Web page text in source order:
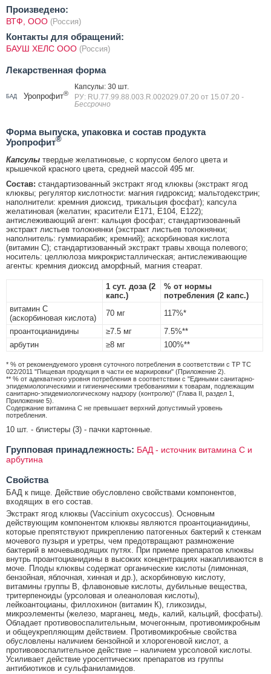
Произведено:
ВТФ, ООО (Россия)
Контакты для обращений:
БАУШ ХЕЛС ООО (Россия)
Лекарственная форма
БАД Уропрофит®
Капсулы: 30 шт.
РУ: RU.77.99.88.003.R.002029.07.20 от 15.07.20 -
Бессрочно
Форма выпуска, упаковка и состав продукта
Уропрофит®
Капсулы твердые желатиновые, с корпусом белого цвета и
крышечкой красного цвета, средней массой 495 мг.
Состав: стандартизованный экстракт ягод клюквы (экстракт ягод
клюквы; регулятор кислотности: магния гидроксид; мальтодекстрин;
наполнители: кремния диоксид, трикальция фосфат); капсула
желатиновая (желатин; красители E171, E104, E122);
антислеживающий агент: кальция фосфат; стандартизованный
экстракт листьев толокнянки (экстракт листьев толокнянки;
наполнитель: гуммиарабик; кремний); аскорбиновая кислота
(витамин C); стандартизованный экстракт травы хвоща полевого;
носитель: целлюлоза микрокристаллическая; антислеживающие
агенты: кремния диоксид аморфный, магния стеарат.
1 сут. доза (2
капс.)
% от нормы
потребления (2 капс.)
витамин C
(аскорбиновая кислота)
70 мг
117%*
проантоцианидины
≥7.5 мг
7.5%**
арбутин
≥8 мг 100%**
* % от рекомендуемого уровня суточного потребления в соответствии с ТР ТС
022/2011 "Пищевая продукция в части ее маркировки" (Приложение 2).
** % от адекватного уровня потребления в соответствии с "Едиными санитарно-
эпидемиологическими и гигиеническими требованиями к товарам, подлежащим
санитарно-эпидемиологическому надзору (контролю)" (Глава II, раздел 1,
Приложение 5).
Содержание витамина C не превышает верхний допустимый уровень
потребления.
10 шт. - блистеры (3) - пачки картонные.
Групповая принадлежность: БАД - источник витамина С и
арбутина
Свойства
БАД к пище. Действие обусловлено свойствами компонентов,
входящих в его состав.
Экстракт ягод клюквы (Vaccinium oxycoccus). Основным
действующим компонентом клюквы являются проантоцианидины,
которые препятствуют прикреплению патогенных бактерий к стенкам
мочевого пузыря и уретры, чем предотвращают размножение
бактерий в мочевыводящих путях. При приеме препаратов клюквы
внутрь проантоцианидины в высоких концентрациях накапливаются в
моче. Плоды клюквы содержат органические кислоты (лимонная,
бензойная, яблочная, хинная и др.), аскорбиновую кислоту,
витамины группы В, флавоновые кислоты, дубильные вещества,
тритерпеноиды (урсоловая и олеаноловая кислоты),
лейкоантоцианы, филлохинон (витамин К), гликозиды,
микроэлементы (железо, марганец, медь, калий, кальций, фосфаты).
Обладает противовоспалительным, мочегонным, противомикробным
и общеукрепляющим действием. Противомикробные свойства
обусловлены наличием бензойной и хлорогеновой кислот, а
противовоспалительное действие – наличием урсоловой кислоты.
Усиливает действие уросептических препаратов из группы
антибиотиков и сульфаниламидов.